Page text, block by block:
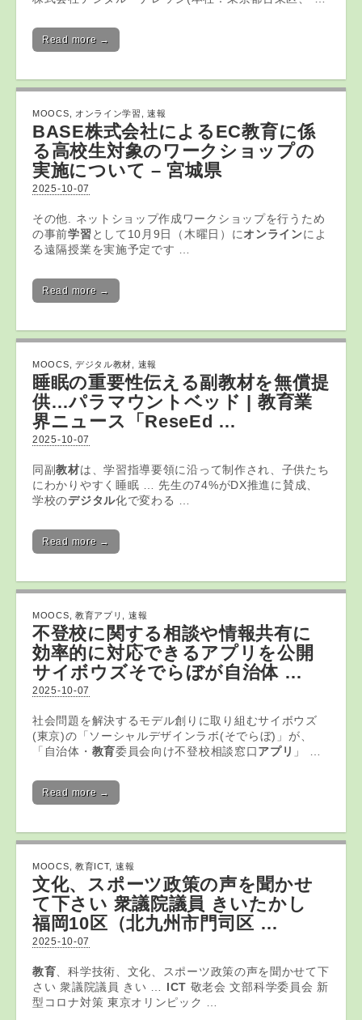
Read more →
MOOCS オンライン学習 ,速報
BASE株式会社によるEC教育に係
る高校生対象のワークショップの
実施について – 宮城県
2025-10-07
その他. ネットショップ作成ワークショップを行うため
の事前学習 として10月9日（木曜日）にオンラインによ
る遠隔授業を実施予定です …
Read more →
MOOCS デジタル教材 速報
睡眠の重要性伝える副教材を無償提
供…パラマウントベッド | 教育業
界ニュース「ReseEd …
2025-10-07
同副教材は、学習指導要領に沿って制作され、子供たち
にわかりやすく睡眠 … 先生の74%がDX推進に賛成、
学校のデジタル化で変わる …
Read more →
MOOCS 教育アプリ 速報
不登校に関する相談や情報共有に
効率的に対応できる アプリ を公開
サイボウズそでらぼが自治体 …
2025-10-07
社会問題を解決するモデル創りに取り組むサイボウズ
(東京)の「ソーシャルデザインラボ(そでらぼ)」が、
「自治体・ 教育委員会向け不登校相談窓口アプリ 」 …
Read more →
MOOCS 教育ICT, 速報
文化、スポーツ政策の声を聞かせ
て下さい 衆議院議員 きいたかし
福岡10区（北九州市門司区 …
2025-10-07
教育 、科学技術、文化、スポーツ政策の声を聞かせて下
さい 衆議院議員 きい … ICT 敬老会 文部科学委員会 新
型コロナ対策 東京オリンピック …